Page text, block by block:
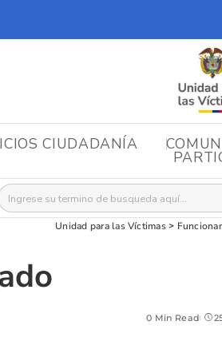
CIUDADANÍA
Unidad para las Víctimas>
0 Min Read